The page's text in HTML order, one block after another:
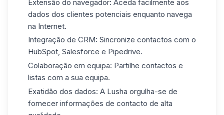
Extensão do navegador: Aceda facilmente aos
dados dos clientes potenciais enquanto navega
na Internet.
Integração de CRM: Sincronize contactos com o
HubSpot, Salesforce e Pipedrive.
Colaboração em equipa: Partilhe contactos e
listas com a sua equipa.
Exatidão dos dados: A Lusha orgulha-se de
fornecer informações de contacto de alta